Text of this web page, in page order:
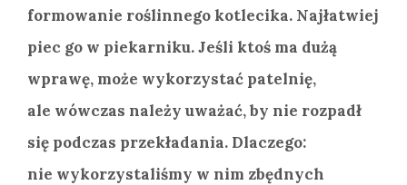
formowanie roślinnego kotlecika. Najłatwiej
piec go w piekarniku. Jeśli ktoś ma dużą
wprawę, może wykorzystać patelnię,
ale wówczas należy uważać, by nie rozpadł
się podczas przekładania. Dlaczego:
nie wykorzystaliśmy w nim zbędnych